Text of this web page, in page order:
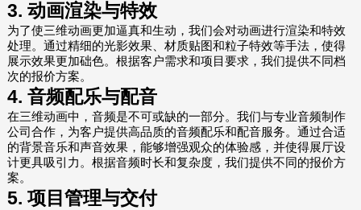
3. 动画渲染与特效
为了使三维动画更加逼真和生动，我们会对动画进行渲染和特效
处理。通过精细的光影效果、材质贴图和粒子特效等手法，使得
展示效果更加础色。根据客户需求和项目要求，我们提供不同档
次的报价方案。
4. 音频配乐与配音
在三维动画中，音频是不可或缺的一部分。我们与专业音频制作
公司合作，为客户提供高品质的音频配乐和配音服务。通过合适
的背景音乐和声音效果，能够增强观众的体验感，并使得展厅设
计更具吸引力。根据音频时长和复杂度，我们提供不同的报价方
案。
5. 项目管理与交付